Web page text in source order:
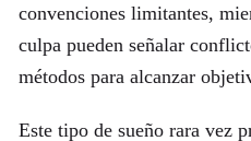
convenciones limitantes,
culpa pueden señalar
métodos para alcanzar
Este tipo de sueño rara vez